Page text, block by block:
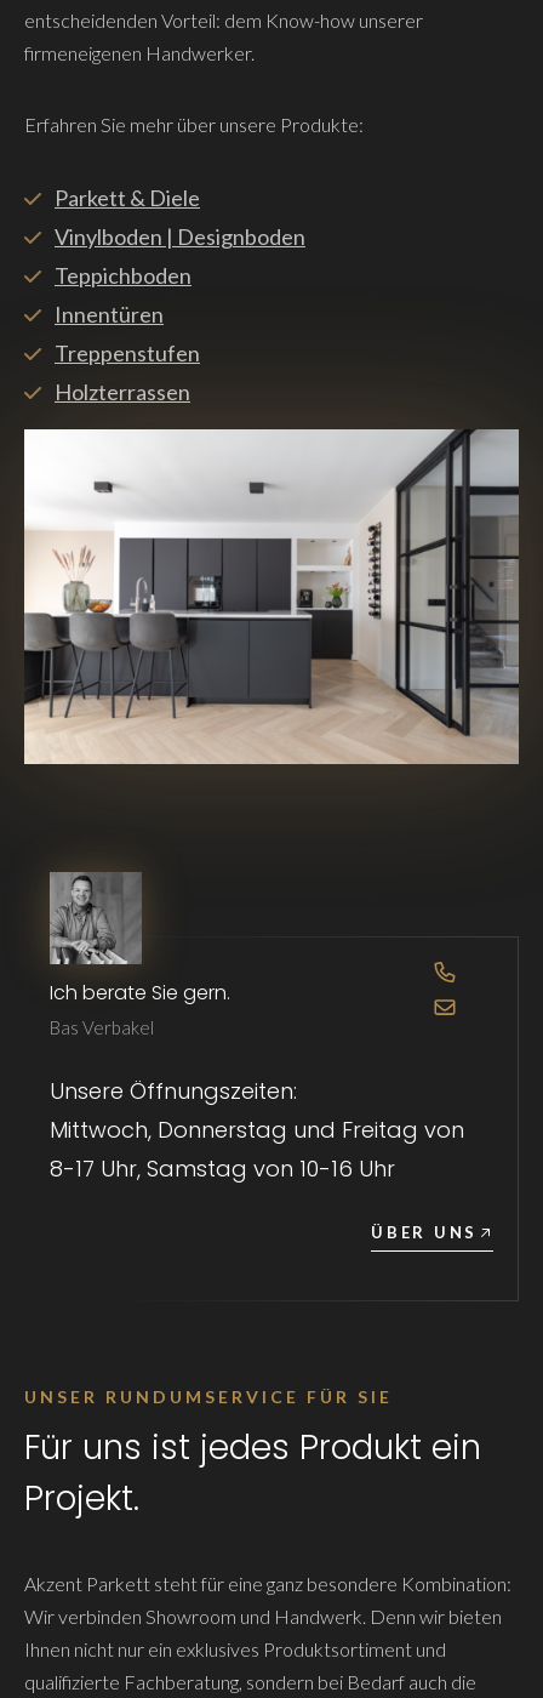
entscheidenden Vorteil: dem Know-how unserer
firmeneigenen Handwerker.
Erfahren Sie mehr über unsere Produkte:
Parkett & Diele
Vinylboden | Designboden
Teppichboden
Innentüren
Treppenstufen
Holzterrassen
Unsere Öffnungszeiten:
Mittwoch, Donnerstag und Freitag von
8-17 Uhr, Samstag von 10-16 Uhr
Ich berate Sie gern.
Bas Verbakel
OPEN DE
OPEN DE
ÜBER UNS
UNSER RUNDUMSERVICE FÜR SIE
Für uns ist jedes Produkt ein
Projekt.
Akzent Parkett steht für eine ganz besondere Kombination:
Wir verbinden Showroom und Handwerk. Denn wir bieten
Ihnen nicht nur ein exklusives Produktsortiment und
qualifizierte Fachberatung, sondern bei Bedarf auch die